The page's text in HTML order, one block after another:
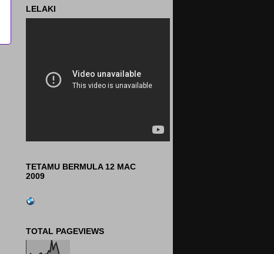
LELAKI
TETAMU BERMULA 12 MAC
2009
TOTAL PAGEVIEWS